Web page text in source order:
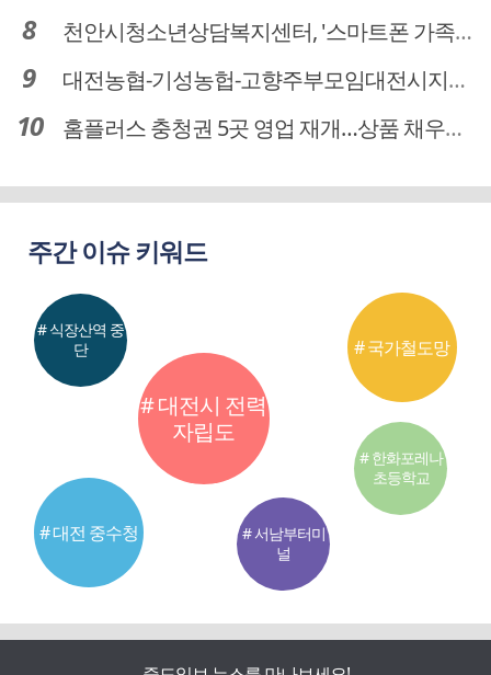
천안시청소년상담복지센터, '스마트폰 가족치유캠프' 운영
대전농협-기성농헙-고향주부모임대전시지회, 이심점심 중식지원 봉사활동
홈플러스 충청권 5곳 영업 재개…상품 채우기 ‘속도전’
주간 이슈 키워드
# 대전시 전력
자립도
# 대전 중수청
# 국가철도망
# 식장산역 중
단
# 서남부터미
널
# 한화포레나
초등학교